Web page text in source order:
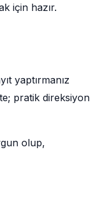
için hazır.
yaptırmanız
pratik direksiyon
olup,